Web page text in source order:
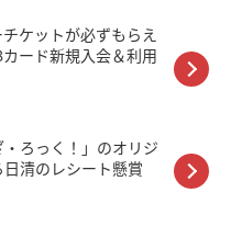
ケットが必ずもらえ
ード新規入会＆利用
ろっく！」のオリジ
清のレシート懸賞